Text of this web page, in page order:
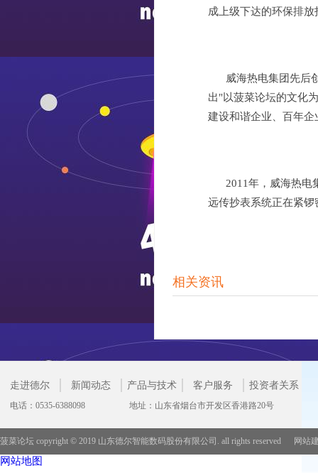
成上级下达的环保排放
威海热电集团先后
出"以菠菜论坛的文化
建设和谐企业、百年
2011年，威海热电
远传抄表系统正在紧
相关资讯
走进德尔 新闻动态 产品与技术 客户服务 投资者关系
电话：0535-6388098 地址：山东省烟台市开发区香港路20号
菠菜论坛 copyright © 2019 山东德尔智能数码股份有限公司. all rights reserved 网站
网站地图